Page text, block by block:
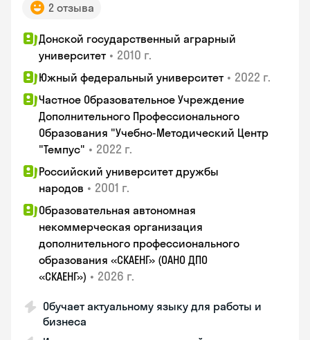
2 отзыва
Донской государственный аграрный
университет • 2010 г.
Южный федеральный университет • 2022 г.
Частное Образовательное Учреждение
Дополнительного Профессионального
Образования "Учебно-Методический Центр
"Темпус" • 2022 г.
Российский университет дружбы
народов • 2001 г.
Образовательная автономная
некоммерческая организация
дополнительного профессионального
образования «СКАЕНГ» (ОАНО ДПО
«СКАЕНГ») • 2026 г.
Обучает актуальному языку для работы и
бизнеса